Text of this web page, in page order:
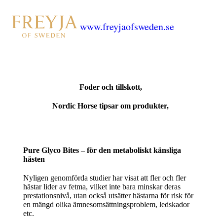
www.freyjaofsweden.se
Foder och tillskott,
Nordic Horse tipsar om produkter,
Pure Glyco Bites – för den metaboliskt känsliga
hästen
Nyligen genomförda studier har visat att fler och fler
hästar lider av fetma, vilket inte bara minskar deras
prestationsnivå, utan också utsätter hästarna för risk för
en mängd olika ämnesomsättningsproblem, ledskador
etc.